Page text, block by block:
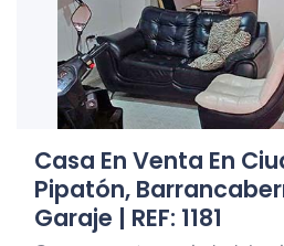
Casa En Venta En
Pipatón,
Garaje | REF: 1181